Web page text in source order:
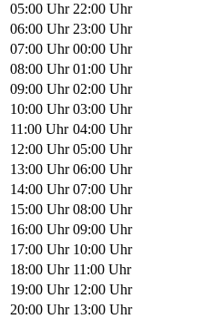
05:00 Uhr 22:00 Uhr
06:00 Uhr 23:00 Uhr
07:00 Uhr 00:00 Uhr
08:00 Uhr 01:00 Uhr
09:00 Uhr 02:00 Uhr
10:00 Uhr 03:00 Uhr
11:00 Uhr 04:00 Uhr
12:00 Uhr 05:00 Uhr
13:00 Uhr 06:00 Uhr
14:00 Uhr 07:00 Uhr
15:00 Uhr 08:00 Uhr
16:00 Uhr 09:00 Uhr
17:00 Uhr 10:00 Uhr
18:00 Uhr 11:00 Uhr
19:00 Uhr 12:00 Uhr
20:00 Uhr 13:00 Uhr